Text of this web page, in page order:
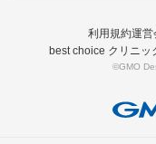
利用規約運営
best choice クリニッ
©GMO